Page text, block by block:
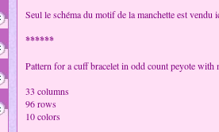
Seul le schéma du motif de la manchette est
******
Pattern for a cuff bracelet in odd count peyote with
33 columns
96 rows
10 colors